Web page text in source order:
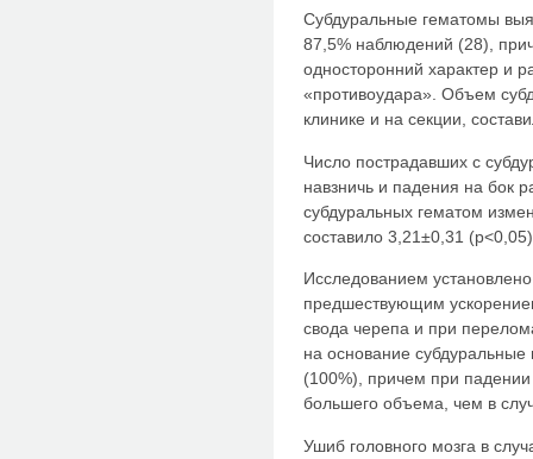
Субдуральные гематомы
87,5% наблюдений (28),
односторонний характер и
«противоудара». Объем
клинике и на секции,
Число пострадавших с
навзничь и падения на бок
субдуральных гематом
составило 3,21±0,31
Исследованием
предшествующим
свода черепа и при
на основание субдуральные
(100%), причем при
большего объема, чем в
Ушиб головного мозга в